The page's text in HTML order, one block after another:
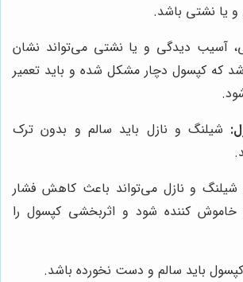
یا نشتی باشد.
آسیب دیدگی و یا نشتی می‌تواند نشان
که کپسول دچار مشکل شده و باید تعمیر
شیلنگ و نازل باید سالم و بدون ترک
و نازل می‌تواند باعث کاهش فشار
کننده شود و اثربخشی کپسول را
باید سالم و دست نخورده باشد.